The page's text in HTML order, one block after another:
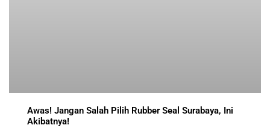
Awas! Jangan Salah Pilih Rubber Seal Surabaya, Ini
Akibatnya!